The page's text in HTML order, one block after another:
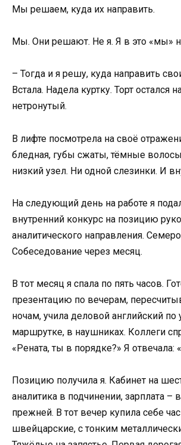
Мы решаем, куда их направить.
Мы. Они решают. Не я. Я в это «мы»
– Тогда и я решу, куда направить
Встала. Надела куртку. Торт остался
нетронутый.
В лифте посмотрела на своё
бледная, губы сжаты, тёмные
низкий узел. Ни одной слезинки. И
На следующий день на работе я
внутренний конкурс на позицию
аналитического направления.
Собеседование через месяц.
В тот месяц я спала по пять часов.
презентацию по вечерам,
ночам, учила деловой английский по
маршрутке, в наушниках. Коллеги
«Рената, ты в порядке?» Я отвечала:
Позицию получила я. Кабинет на
аналитика в подчинении, зарплата
прежней. В тот вечер купила себе
швейцарские, с тонким